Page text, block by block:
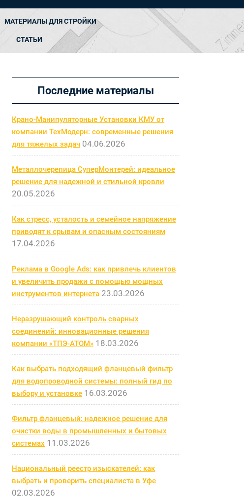
МАТЕРИАЛЫ ДЛЯ СТРОЙКИ
СТАТЬИ
Последние материалы
Крано-Манипуляторные Установки КМУ от
компании ТехМодерн: современные решения
для тяжелых задач 04.06.2026
Металлочерепица СуперМонтерей: идеальное
решение для надежной и стильной кровли
20.05.2026
Как стресс, усталость и семейное напряжение
приводят к срывам и опасным состояниям
17.04.2026
Реклама в Google Ads: как привлечь клиентов
и увеличить продажи с помощью мощных
инструментов интернета 23.03.2026
Неразрушающий контроль сварных
соединений: инновационные решения
компании «ТПЭ-АТОМ» 18.03.2026
Как выбрать подходящий фланцевый фильтр
для водопроводной системы: полный гид по
выбору и установке 16.03.2026
Фильтр фланцевый: надежное решение для
очистки воды в промышленных и бытовых
системах 11.03.2026
Национальный реестр изыскателей: как
выбрать и проверить специалиста в Уфе
02.03.2026